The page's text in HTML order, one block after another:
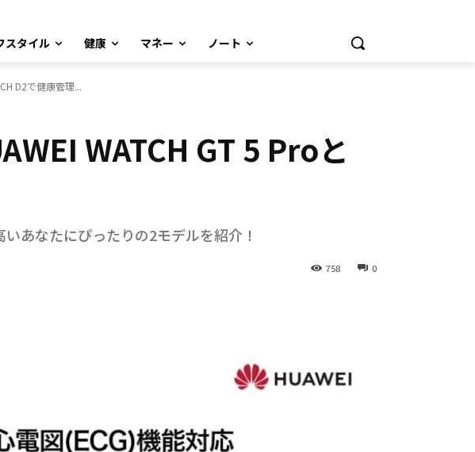
スタイル 健康 マネー ノート
D2で健康管理...
WATCH GT 5 Proと
あなたにぴったりの2モデルを紹介！
0
758